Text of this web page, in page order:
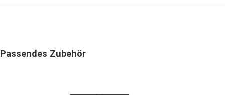
Produktgalerie überspringen
Passendes Zubehör